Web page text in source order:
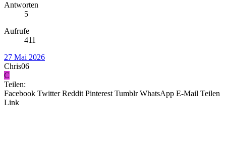
Antworten
5
Aufrufe
411
27 Mai 2026
Chris06
C
Teilen:
Facebook Twitter Reddit Pinterest Tumblr WhatsApp E-Mail Teilen
Link